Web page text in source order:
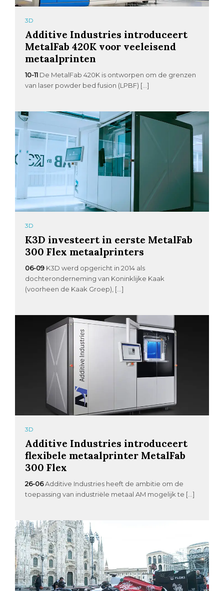
3D
Additive Industries introduceert
MetalFab 420K voor veeleisend
metaalprinten
10-11 De MetalFab 420K is ontworpen om de grenzen
van laser powder bed fusion (LPBF) […]
3D
K3D investeert in eerste MetalFab
300 Flex metaalprinters
06-09 K3D werd opgericht in 2014 als
dochteronderneming van Koninklijke Kaak
(voorheen de Kaak Groep), […]
3D
Additive Industries introduceert
flexibele metaalprinter MetalFab
300 Flex
26-06Additive Industries heeft de ambitie om de
toepassing van industriële metaal AM mogelijk te […]